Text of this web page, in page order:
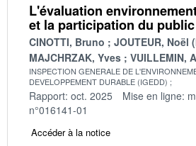
L'évaluation
et la participation du public
CINOTTI, Bruno
JOUTEUR, Noël
MAJCHRZAK, Yves
VUILLEMIN,
INSPECTION GENERALE DE
DEVELOPPEMENT DURABLE (IGEDD)
Rapport: oct. 2025 Mise en ligne:
n°016141-01
Accéder à la notice